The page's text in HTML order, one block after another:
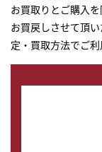
お買取りとご購入
お買戻しさせて頂
定・買取方法でご利